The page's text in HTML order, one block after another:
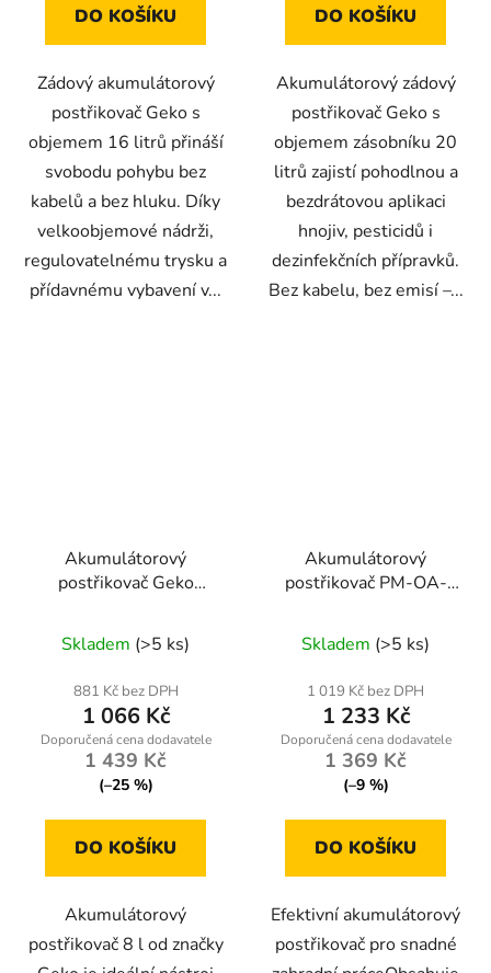
DO KOŠÍKU
Zádový akumulátorový
postřikovač Geko s
objemem 16 litrů přináší
svobodu pohybu bez
kabelů a bez hluku. Díky
velkoobjemové nádrži,
regulovatelnému trysku a
přídavnému vybavení v...
DO KOŠÍKU
Akumulátorový zádový
postřikovač Geko s
objemem zásobníku 20
litrů zajistí pohodlnou a
bezdrátovou aplikaci
hnojiv, pesticidů i
dezinfekčních přípravků.
Bez kabelu, bez emisí –...
Akumulátorový
postřikovač Geko
nádrží 8 litrů
Skladem (>5 ks)
881 Kč bez DPH
1 066 Kč
1 439 Kč
(–25 %)
DO KOŠÍKU
Akumulátorový
postřikovač 8 l od značky
Akumulátorový
postřikovač PM-OA-
Skladem (>5 ks)
1 019 Kč bez DPH
1 233 Kč
1 369 Kč
(–9 %)
DO KOŠÍKU
Efektivní akumulátorový
postřikovač pro snadné